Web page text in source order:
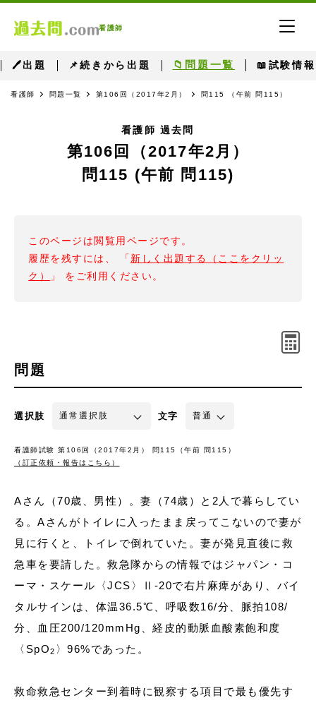
看護師
🖊出題 📌続きから出題 📁問題一覧 📖試験情報
看護師 問題一覧 第106回（2017年2月） 問115 （午前 問115）
看護師 過去問
第106回（2017年2月）
問115 (午前 問115)
このページは閲覧用ページです。
履歴を残すには、 「 新しく出題する（ここをクリッ
ク）
」 をご利用ください。
問題
選択肢 文字
看護師試験 第106回（2017年2月） 問115（午前 問115）
（訂正依頼・報告はこちら）
Aさん（70歳、男性）。妻（74歳）と2人で暮らしてい
る。Aさんがトイレに入ったまま戻ってこないので妻が
見に行くと、トイレで倒れていた。妻が発見直後に救
急車を要請した。救急隊からの情報ではジャパン・コ
ーマ・スケール〈JCS〉Ⅱ-20で右片麻痺があり、バイ
タルサインは、体温36.5℃、呼吸数16/分、脈拍108/
分、血圧200/120mmHg、経皮的動脈血酸素飽和度
〈SpO2 〉96%であった。
救命救急センター到着時に観察する項目で最も優先す